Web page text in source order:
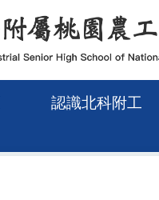
認識北科附工